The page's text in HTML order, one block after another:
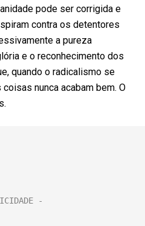
pode ser corrigida e
contra os detentores
a pureza
e o reconhecimento dos
quando o radicalismo se
nunca acabam bem. O